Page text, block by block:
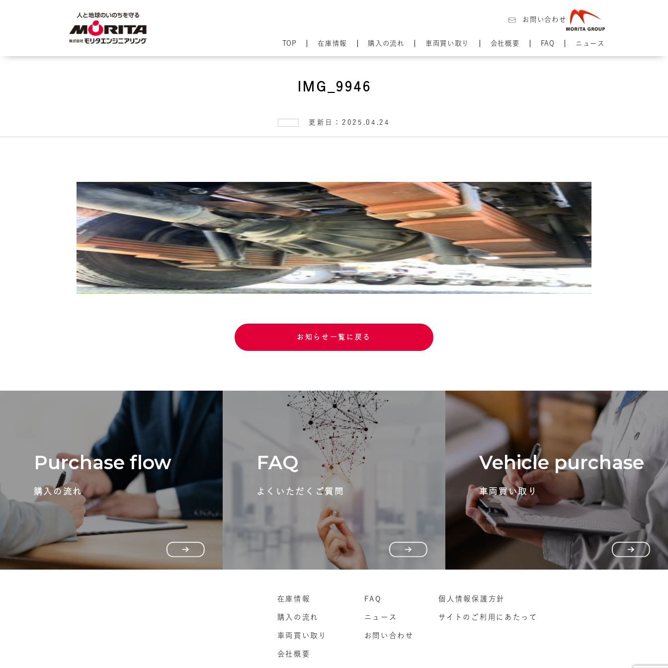
お問い合わせ
TOP 在庫情報 購入の流れ 車両買い取り 会社概要 FAQ ニュース
IMG_9946
更新日：2025.04.24
お知らせ一覧に戻る
Purchase flow
購入の流れ
FAQ
よくいただくご質問
Vehicle purchase
車両買い取り
在庫情報
購入の流れ
車両買い取り
会社概要
FAQ
ニュース
お問い合わせ
個人情報保護方針
サイトのご利用にあたって